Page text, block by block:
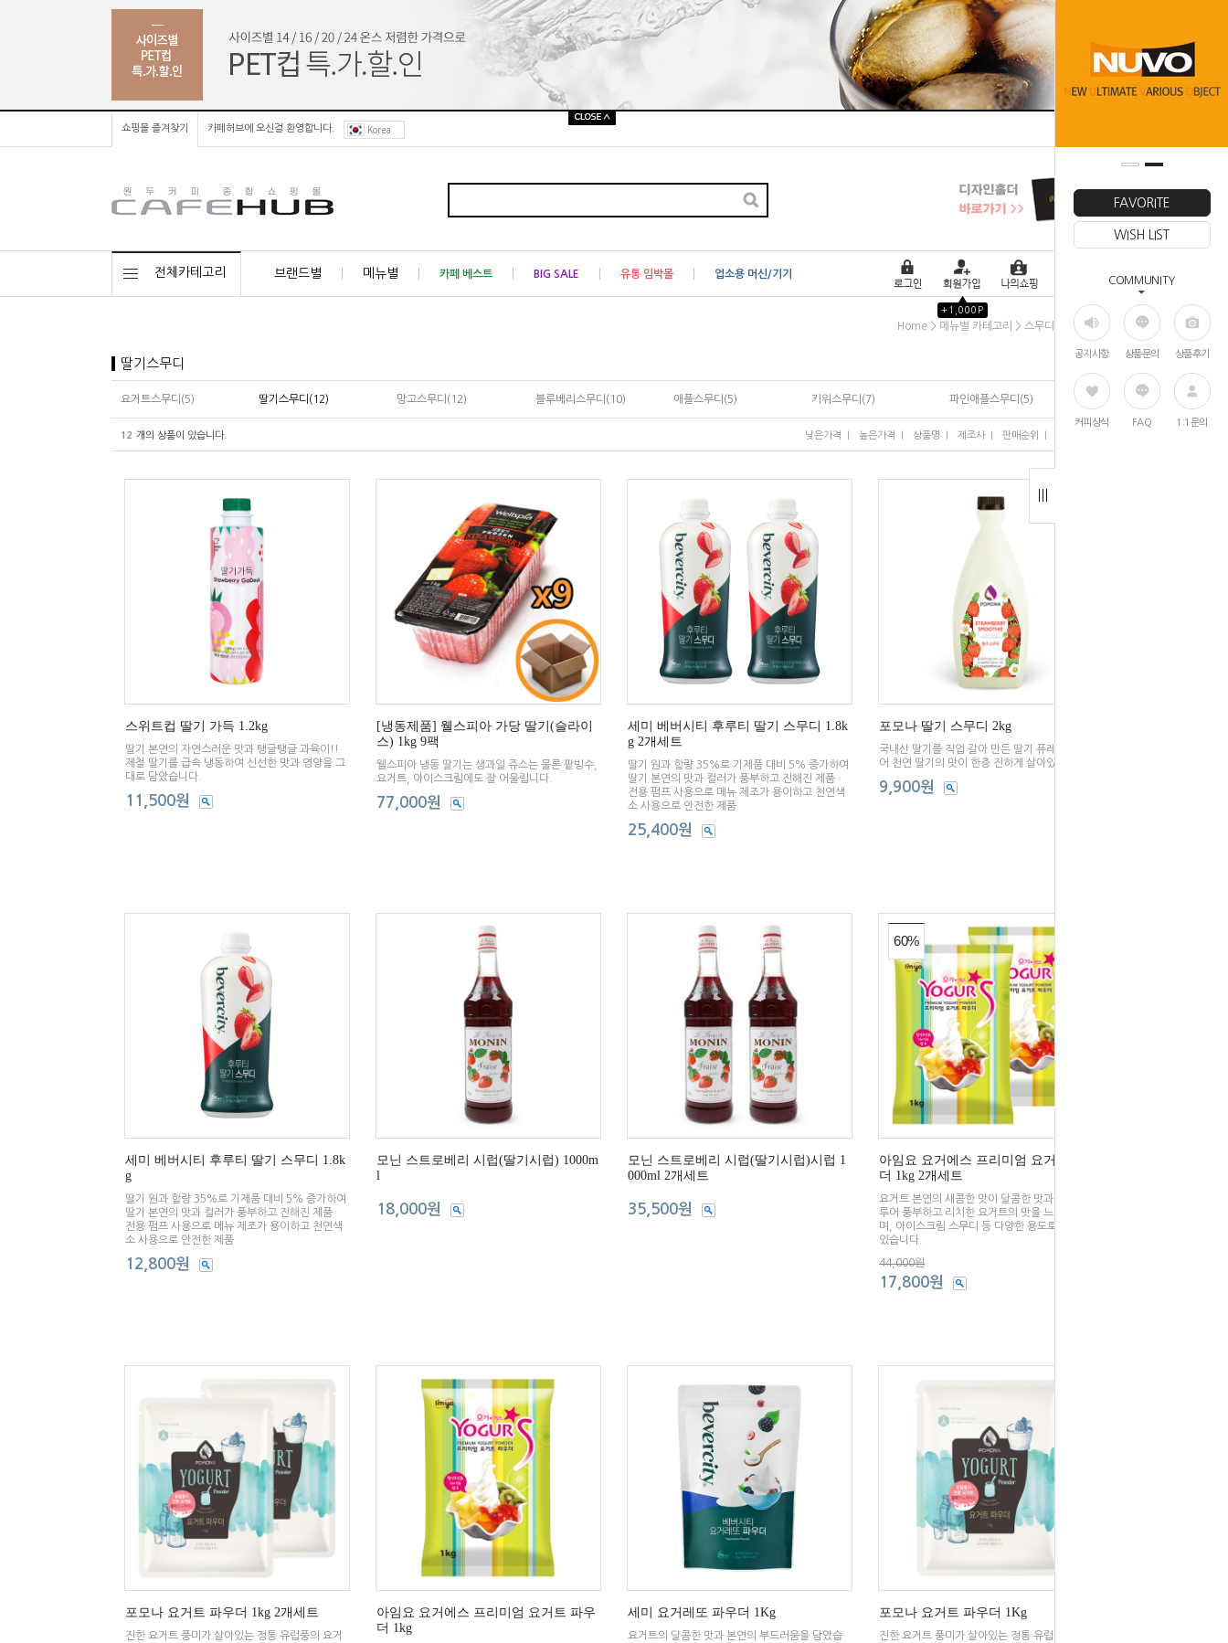
FAVORITE
WISH LIST
COMMUNITY
공지사항 상품문의 상품후기
커피상식 FAQ 1:1문의
쇼핑몰 즐겨찾기 카페허브에 오신걸 환영합니다. Korea
전체카테고리 브랜드별 메뉴별 카페 베스트 BIG SALE 유통 임박몰 업소용 머신/기기
▲
+1,000P
Home > 메뉴별 카테고리 > 스무디 딸기스무디
딸기스무디
요거트스무디(5) 딸기스무디(12) 망고스무디(12) 블루베리스무디(10) 애플스무디(5) 키위스무디(7) 파인애플스무디(5)
12 개의 상품이 있습니다. 낮은가격 높은가격 상품명 제조사I 판매순위
스위트컵 딸기 가득 1.2kg
딸기 본연의 자연스러운 맛과 탱글탱글 과육이!!
제철 딸기를 급속 냉동하여 신선한 맛과 영양을 그
대로 담았습니다.
11,500원
[냉동제품] 웰스피아 가당 딸기(슬라이
스) 1kg 9팩
웰스피아 냉동 딸기는 생과일 쥬스는 물론 팥빙수,
요거트, 아이스크림에도 잘 어울립니다.
77,000원
세미 베버시티 후루티 딸기 스무디 1.8k
g 2개세트
딸기 원과 함량 35%로 기제품 대비 5% 증가하여
딸기 본연의 맛과 컬러가 풍부하고 진해진 제품
전용 펌프 사용으로 메뉴 제조가 용이하고 천연색
소 사용으로 안전한 제품
25,400원
포모나 딸기 스무디 2kg
국내산 딸기를 직업 갈아 만든 딸기 퓨레가 들어있
어 천연 딸기의 맛이 한층 진하게 살아있습니다.
9,900원
세미 베버시티 후루티 딸기 스무디 1.8k
g
딸기 원과 함량 35%로 기제품 대비 5% 증가하여
딸기 본연의 맛과 컬러가 풍부하고 진해진 제품
전용 펌프 사용으로 메뉴 제조가 용이하고 천연색
소 사용으로 안전한 제품
12,800원
모닌 스트로베리 시럽(딸기시럽) 1000m
l
18,000원
모닌 스트로베리 시럽(딸기시럽)시럽 1
000ml 2개세트
35,500원
60%
아임요 요거에스 프리미엄 요거트 파우
더 1kg 2개세트
요거트 본연의 새콤한 맛이 달콤한 맛과 조화를 이
루어 풍부하고 리치한 요거트의 맛을 느낄 수 있으
며, 아이스크림 스무디 등 다양한 용도로 사용할 수
있습니다.
44,000원
17,800원
포모나 요거트 파우더 1kg 2개세트
진한 요거트 풍미가 살아있는 정통 유럽풍의 요거
아임요 요거에스 프리미엄 요거트 파우
더 1kg
세미 요거레또 파우더 1Kg
요거트의 달콤한 맛과 본연의 부드러움을 담았습
포모나 요거트 파우더 1Kg
진한 요거트 풍미가 살아있는 정통 유럽풍의 요거